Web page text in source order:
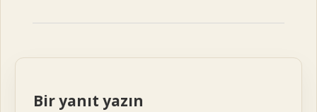
Bir yanıt yazın